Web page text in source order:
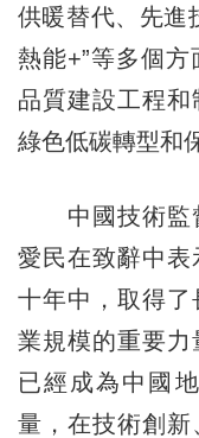
供暖替代、先進
熱能+”等多個
品質建設工程
綠色低碳轉型和
中國技術監
愛民在致辭中表
十年中，取得了
業規模的重要力
已經成為中國
量，在技術創新